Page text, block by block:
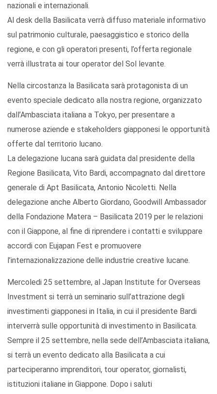
nazionali e internazionali.
Al desk della Basilicata verrà diffuso materiale informativo
sul patrimonio culturale, paesaggistico e storico della
regione, e con gli operatori presenti, l’offerta regionale
verrà illustrata ai tour operator del Sol levante.
Nella circostanza la Basilicata sarà protagonista di un
evento speciale dedicato alla nostra regione, organizzato
dall’Ambasciata italiana a Tokyo, per presentare a
numerose aziende e stakeholders giapponesi le opportunità
offerte dal territorio lucano.
La delegazione lucana sarà guidata dal presidente della
Regione Basilicata, Vito Bardi, accompagnato dal direttore
generale di Apt Basilicata, Antonio Nicoletti. Nella
delegazione anche Alberto Giordano, Goodwill Ambassador
della Fondazione Matera – Basilicata 2019 per le relazioni
con il Giappone, al fine di riprendere i contatti e sviluppare
accordi con Eujapan Fest e promuovere
l’internazionalizzazione delle industrie creative lucane.
Mercoledi 25 settembre, al Japan Institute for Overseas
Investment si terrà un seminario sull’attrazione degli
investimenti giapponesi in Italia, in cui il presidente Bardi
interverrà sulle opportunità di investimento in Basilicata.
Sempre il 25 settembre, nella sede dell’Ambasciata italiana,
si terrà un evento dedicato alla Basilicata a cui
parteciperanno imprenditori, tour operator, giornalisti,
istituzioni italiane in Giappone. Dopo i saluti